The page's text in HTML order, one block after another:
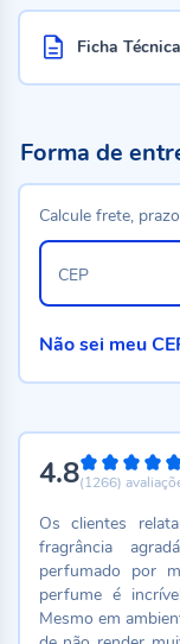
Ficha Técnica
4.896%
(1266)
Os clientes
fragrância
perfumado por
perfume é
Mesmo em
Forma de
Calcule frete,
CEP
Não sei meu